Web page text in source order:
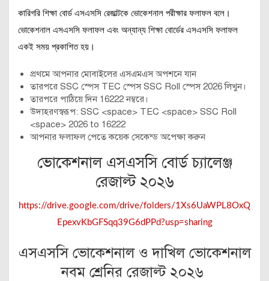
কারিগরি শিক্ষা বোর্ড এসএসসি রেজাল্টকে ভোকেশনাল পরীক্ষার ফলাফল বলে।
ভোকেশনাল এসএসসি ফলাফল এবং অন্যান্য শিক্ষা বোর্ডের এসএসসি ফলাফল
একই সময় প্রকাশিত হয়।
প্রথমে আপনার মোবাইলের এসএমএস অপশনে যান
তারপরে SSC স্পেস TEC স্পেস SSC Roll স্পেস 2026 লিখুন।
তারপরে পাঠিয়ে দিন 16222 নম্বরে।
উদাহরণস্বরূপ: SSC <space> TEC <space> SSC Roll
<space> 2026 to 16222
আপনার ফলাফল পেতে কয়েক সেকেন্ড অপেক্ষা করুন
ভোকেশনাল এসএসসি বোর্ড চ্যালেঞ্জ
রেজাল্ট ২০২৬
https://drive.google.com/drive/folders/1Xs6UaWPL8OxQ
EpexvKbGFSqq39G6dPPd?usp=sharing
এসএসসি ভোকেশনাল ও দাখিল ভোকেশনাল
নবম শ্রেনির রেজাল্ট ২০২৬